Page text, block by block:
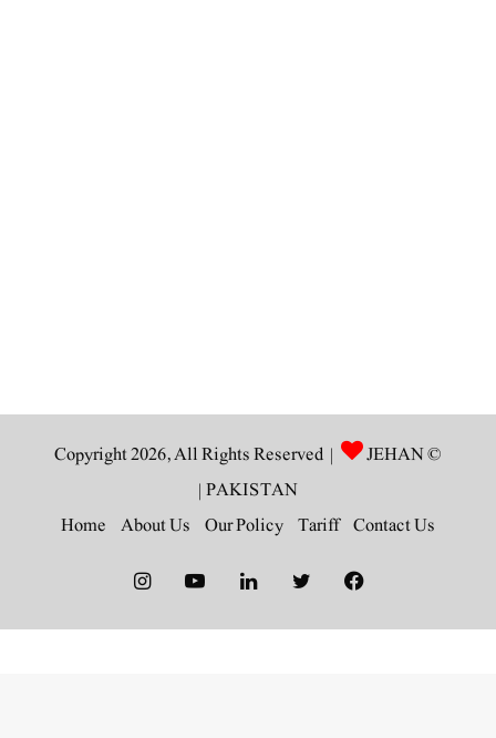
© Copyright 2026, All Rights Reserved |
JEHAN
PAKISTAN
|
Contact Us
Tariff
Our Policy
About Us
Home
Facebook
Twitter
LinkedIn
YouTube
Instagram